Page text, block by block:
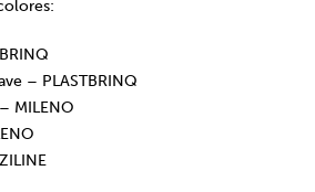
– PLASTBRINQ
MILENO